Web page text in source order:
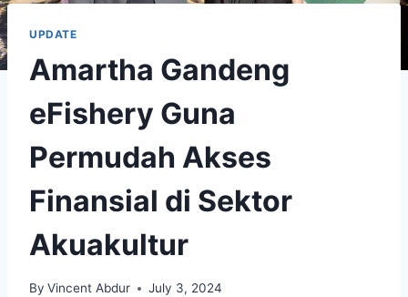
UPDATE
Amartha Gandeng
eFishery Guna
Permudah Akses
Finansial di Sektor
Akuakultur
By Vincent Abdur July 3, 2024